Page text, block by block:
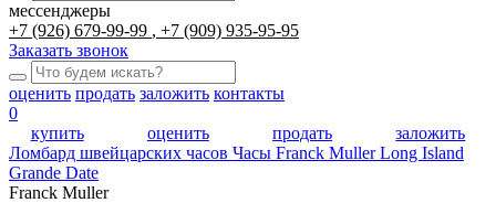
мессенджеры
+7 (926) 679-99-99
+7 (909) 935-95-95
Заказать звонок
оценить продать заложить контакты
0
купить
оценить продать
заложить
Ломбард швейцарских часов Часы Franck Muller Long Island
Grande Date
Franck Muller